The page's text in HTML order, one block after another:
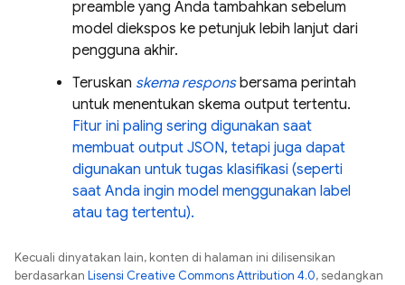
preamble yang Anda tambahkan sebelum
model diekspos ke petunjuk lebih lanjut dari
pengguna akhir.
Teruskan skema responsbersama perintah
untuk menentukan skema output tertentu.
Fitur ini paling sering digunakan saat
membuat output JSON, tetapi juga dapat
digunakan untuk tugas klasifikasi (seperti
saat Anda ingin model menggunakan label
atau tag tertentu).
Kecuali dinyatakan lain, konten di halaman ini dilisensikan
berdasarkan Lisensi Creative Commons Attribution 4.0, sedangkan